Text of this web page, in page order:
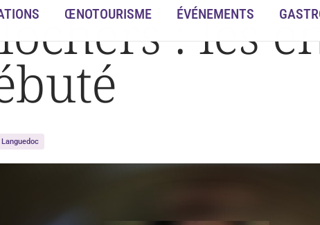
ŒNOTOURISME ÉVÉNEMENTS
: les
Languedoc